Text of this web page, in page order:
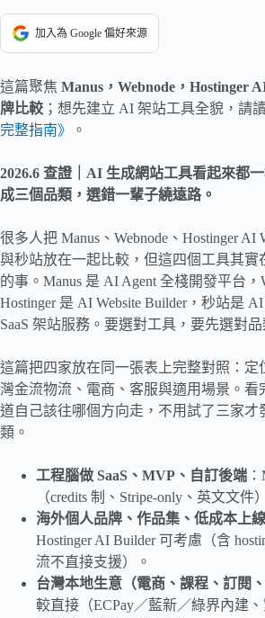
加入為 Google 偏好來源
這篇聚焦 Manus，Webnode，Hostinger
牌比較 ；想先建立 AI 架站工具全貌，請讀
完整指南》
。
2026.6 查證｜AI 生成網站工具看起來都
成三個品類，選錯一輩子繞遠路。
很多人把 Manus、Webnode、Hostinger AI
與秒站放在一起比較，但這四個工具其實
的事。Manus 是 AI Agent 全棧開發平台，
Hostinger 是 AI Website Builder，秒站是
SaaS 架站服務。要選對工具，要先選對品
這篇把四家放在同一張表上完整對照：定
灣金流物流、電商、客服與適用場景。看
道自己該往哪個方向走，不用試了三家才
類。
工程腦做 SaaS、MVP、自訂後端
（credits 制、Stripe-only、英文文件
海外個人品牌、作品集、低成本上線
Hostinger AI Builder 可考慮（含
流不直接支援）。
台灣本地生意（電商、課程、訂閱、
較直接（ECPay／藍新／綠界內建